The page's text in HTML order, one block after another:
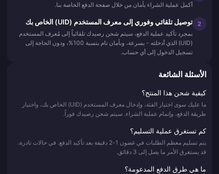
أكمل عملية الشراء بأمان من خلال صفحة الدفع الخاصة بنا.
2 توصيل تلقائي وفوري إلى معرف المستخدم (UID) الخاص بك
بمجرد تأكيد عملية الدفع، سيتم شحن رصيدك تلقائياً إلى مُعرف المستخدم
(UID) الذي أدخلته - بسرعة، وبأمان تام بنسبة 100%، ودون الحاجة إلى
تسجيل الدخول إلى أي حساب.
الأسئلة الشائعة
كيفية شحن هذا المنتج؟
ما عليك سوى اختيار الفئة، وإدخال معرف المستخدم (UID) الخاص بك، واختيار
طريقة الدفع، وإتمام عملية الشراء. سيتم شحن رصيدك فوراً.
كم تستغرق عملية التسليم؟
يتم تسليم معظم الطلبات في غضون 1-2 دقيقة بعد تأكيد الدفع. في حالات نادرة،
قد يستغرق الأمر ما يصل إلى 3 دقائق.
ما هي طرق الدفع المدعومة؟